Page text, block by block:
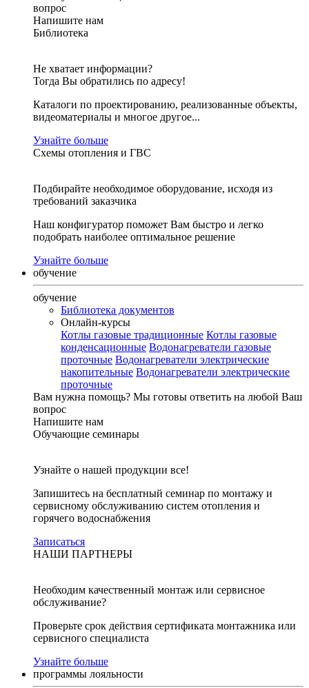
вопрос
Напишите нам
Библиотека
Не хватает информации?
Тогда Вы обратились по адресу!
Каталоги по проектированию, реализованные объекты,
видеоматериалы и многое другое...
Узнайте больше
Схемы отопления и ГВС
Подбирайте необходимое оборудование, исходя из
требований заказчика
Наш конфигуратор поможет Вам быстро и легко
подобрать наиболее оптимальное решение
Узнайте больше
обучение
обучение
Библиотека документов
Онлайн-курсы
Котлы газовые традиционные Котлы газовые
конденсационные Водонагреватели газовые
проточные Водонагреватели электрические
накопительные Водонагреватели электрические
проточные
Вам нужна помощь? Мы готовы ответить на любой Ваш
вопрос
Напишите нам
Обучающие семинары
Узнайте о нашей продукции все!
Запишитесь на бесплатный семинар по монтажу и
сервисному обслуживанию систем отопления и
горячего водоснабжения
Записаться
НАШИ ПАРТНЕРЫ
Необходим качественный монтаж или сервисное
обслуживание?
Проверьте срок действия сертификата монтажника или
сервисного специалиста
Узнайте больше
программы лояльности